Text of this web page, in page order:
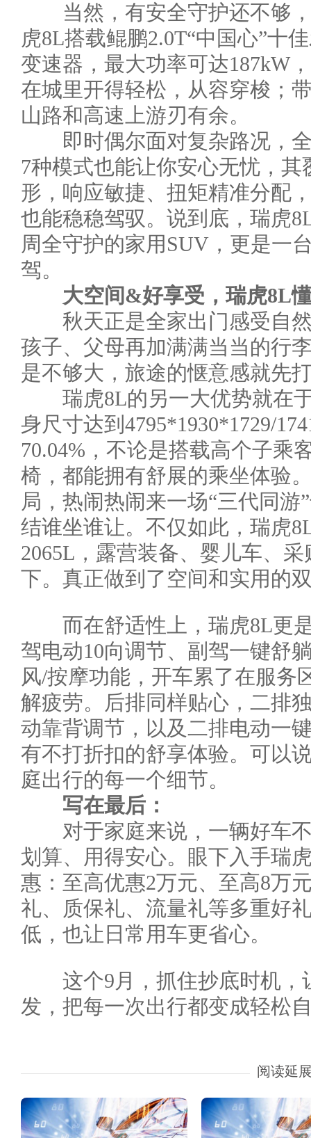
当然，有安全守护还不够，
虎8L搭载鲲鹏2.0T“中国心”十
变速器，最大功率可达187kW
在城里开得轻松，从容穿梭；
山路和高速上游刃有余。
即时偶尔面对复杂路况，全
7种模式也能让你安心无忧，
形，响应敏捷、扭矩精准分配
也能稳稳驾驭。说到底，瑞虎
周全守护的家用SUV，更是一
驾。
大空间&好享受，瑞虎8L
秋天正是全家出门感受自然
孩子、父母再加满满当当的行
是不够大，旅途的惬意感就先
瑞虎8L的另一大优势就在于
身尺寸达到4795*1930*1729/
70.04%，不论是搭载高个子乘
椅，都能拥有舒展的乘坐体验
局，热闹热闹来一场“三代同
结谁坐谁让。不仅如此，瑞虎
2065L，露营装备、婴儿车、
下。真正做到了空间和实用的
而在舒适性上，瑞虎8L更是
驾电动10向调节、副驾一键舒
风/按摩功能，开车累了在服务
解疲劳。后排同样贴心，二排
动靠背调节，以及二排电动一
有不打折扣的舒享体验。可以
庭出行的每一个细节。
写在最后：
对于家庭来说，一辆好车不
划算、用得安心。眼下入手瑞
惠：至高优惠2万元、至高8万
礼、质保礼、流量礼等多重好
低，也让日常用车更省心。
这个9月，抓住抄底时机，
发，把每一次出行都变成轻松
阅读延